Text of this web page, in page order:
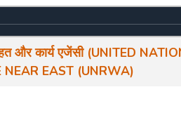
और कार्य एजेंसी(UNITED
NEAR EAST (UNRWA)